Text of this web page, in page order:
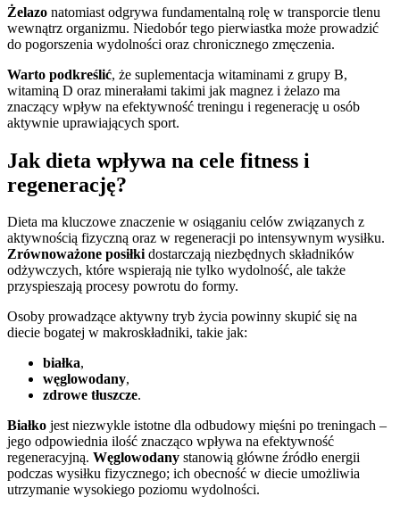
Żelazo natomiast odgrywa fundamentalną rolę w transporcie tlenu
wewnątrz organizmu. Niedobór tego pierwiastka może prowadzić
do pogorszenia wydolności oraz chronicznego zmęczenia.
Warto podkreślić, że suplementacja witaminami z grupy B,
witaminą D oraz minerałami takimi jak magnez i żelazo ma
znaczący wpływ na efektywność treningu i regenerację u osób
aktywnie uprawiających sport.
Jak dieta wpływa na cele fitness i
regenerację?
Dieta ma kluczowe znaczenie w osiąganiu celów związanych z
aktywnością fizyczną oraz w regeneracji po intensywnym wysiłku.
Zrównoważone posiłkidostarczają niezbędnych składników
odżywczych, które wspierają nie tylko wydolność, ale także
przyspieszają procesy powrotu do formy.
Osoby prowadzące aktywny tryb życia powinny skupić się na
diecie bogatej w makroskładniki, takie jak:
białka,
węglowodany,
zdrowe tłuszcze.
Białko jest niezwykle istotne dla odbudowy mięśni po treningach –
jego odpowiednia ilość znacząco wpływa na efektywność
regeneracyjną. Węglowodany stanowią główne źródło energii
podczas wysiłku fizycznego; ich obecność w diecie umożliwia
utrzymanie wysokiego poziomu wydolności.